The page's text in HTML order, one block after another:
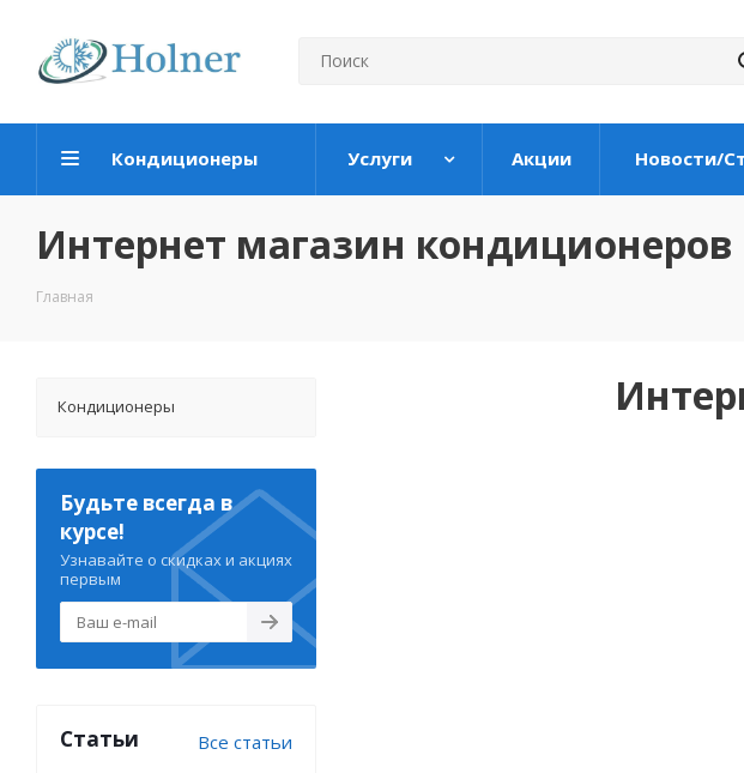
Кондиционеры Услуги Акции Новости/
Интернет магазин кондиционеров
Главная
Кондиционеры
Будьте всегда в
курсе!
Узнавайте о скидках и акциях
первым
Статьи Все статьи